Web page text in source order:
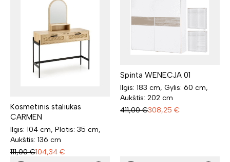
Kosmetinis staliukas
CARMEN
Ilgis: 104 cm, Plotis: 35 cm,
Aukštis: 136 cm
111,00 €104,34 €
Spinta WENECJA 01
Ilgis: 183 cm, Gylis: 60 cm,
Aukštis: 202 cm
411,00 €308,25 €